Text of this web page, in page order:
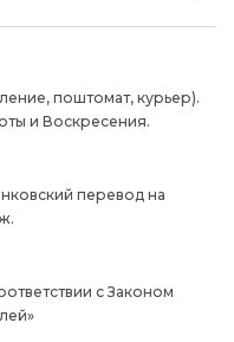
поштомат, курьер).
и Воскресения.
перевод на
с Законом